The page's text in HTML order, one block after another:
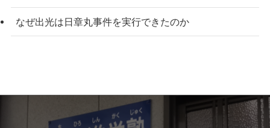
なぜ出光は日章丸事件を実行できたのか